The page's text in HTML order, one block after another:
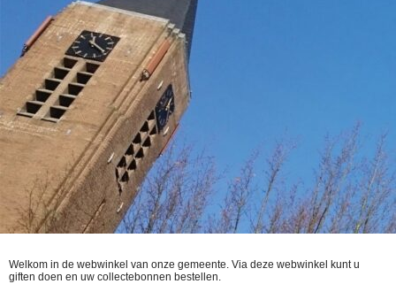
Welkom in de webwinkel van onze gemeente. Via deze webwinkel kunt u
giften doen en uw collectebonnen bestellen.